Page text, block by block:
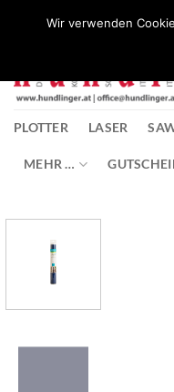
PLOTTER LASER
MEHR …
Wir verwenden